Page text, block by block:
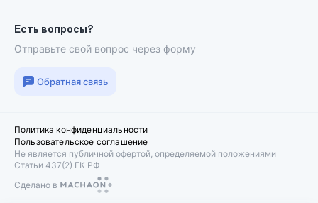
Есть вопросы?
Отправьте свой вопрос через форму
Обратная связь
Политика конфиденциальности
Пользовательское соглашение
Не является публичной офертой, определяемой положениями
Статьи 437(2) ГК РФ
Сделано в
Machaon